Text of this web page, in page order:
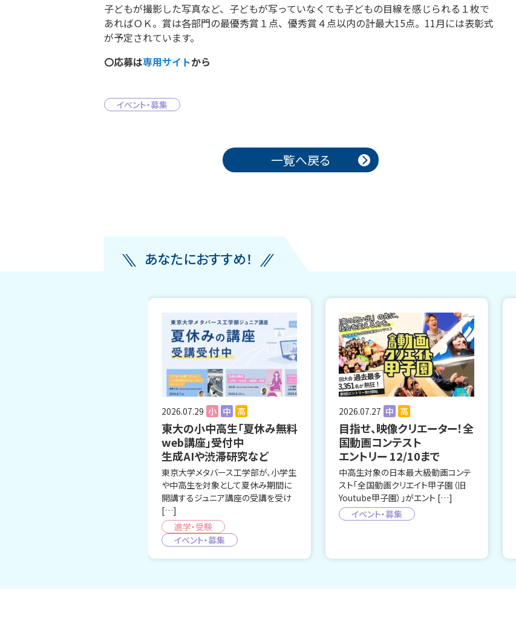
子どもが撮影した写真など、子どもが写っていなくても子どもの目線を感じられる１枚で
あればＯＫ。賞は各部門の最優秀賞１点、優秀賞４点以内の計最大15点。11月には表彰式
が予定されています。
〇応募は専用サイトから
イベント・募集
一覧へ戻る
あなたにおすすめ！
2026.07.29 小 中 高
東大の小中高生「夏休み無料
web講座」受付中
生成AIや渋滞研究など
東京大学メタバース工学部が、小学生
や中高生を対象として夏休み期間に
開講するジュニア講座の受講を受け
[…]
進学・受験
イベント・募集
2026.07.27 中 高
目指せ、映像クリエーター！全
国動画コンテスト
エントリー 12/10まで
中高生対象の日本最大級動画コンテ
スト「全国動画クリエイト甲子園（旧
Youtube甲子園）」がエント […]
イベント・募集